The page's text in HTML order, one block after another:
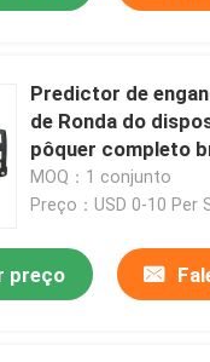
Predictor de
de Ronda do
pôquer completo
analisador do
MOQ：1 conjunto
Preço：USD 0-10 Per
preço